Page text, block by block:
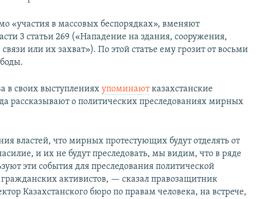
«участия в массовых беспорядках», вменяют
3 статьи 269 («Нападение на здания, сооружения,
или их захват»). По этой статье ему грозит от восьми
в своих выступленияхупоминаютказахстанские
рассказывают о политических преследованиях мирных
властей, что мирных протестующих будут отделять от
и их не будут преследовать, мы видим, что в ряде
эти события для преследования политической
активистов, — сказал правозащитник
Казахстанского бюро по правам человека, на встрече,